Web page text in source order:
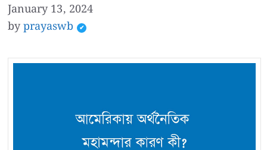
January 13, 2024
byprayaswb